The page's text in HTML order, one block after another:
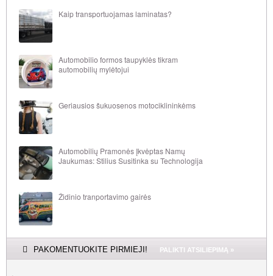
Kaip transportuojamas laminatas?
Automobilio formos taupyklės tikram
automobilių mylėtojui
Geriausios šukuosenos motociklininkėms
Automobilių Pramonės Įkvėptas Namų
Jaukumas: Stilius Susitinka su Technologija
Židinio tranportavimo gairės
PAKOMENTUOKITE PIRMIEJI! PALIKTI ATSILIEPIMĄ »